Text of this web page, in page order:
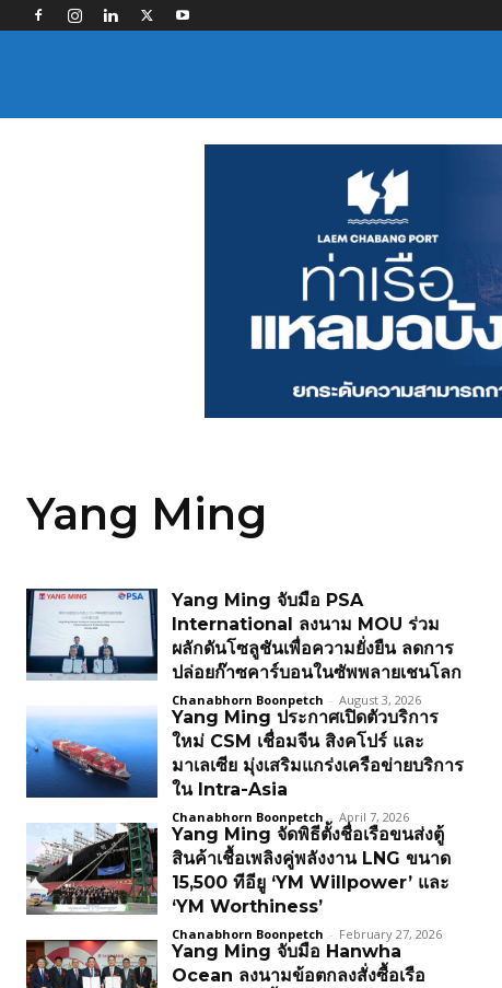
Yang Ming
Yang Ming จับมือ PSA
International ลงนาม MOU ร่วม
ผลักดันโซลูชันเพื่อความยั่งยืน ลดการ
ปล่อยก๊าซคาร์บอนในซัพพลายเชนโลก
Chanabhorn Boonpetch - August 3, 2026
Yang Ming ประกาศเปิดตัวบริการ
ใหม่ CSM เชื่อมจีน สิงคโปร์ และ
มาเลเซีย มุ่งเสริมแกร่งเครือข่ายบริการ
ใน Intra-Asia
Chanabhorn Boonpetch - April 7, 2026
Yang Ming จัดพิธีตั้งชื่อเรือขนส่งตู้
สินค้าเชื้อเพลิงคู่พลังงาน LNG ขนาด
15,500 ทีอียู ‘YM Willpower’ และ
‘YM Worthiness’
Chanabhorn Boonpetch - February 27, 2026
Yang Ming จับมือ Hanwha
Ocean ลงนามข้อตกลงสั่งซื้อเรือ